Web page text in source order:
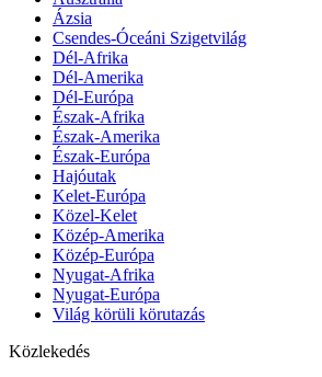
Ázsia
Csendes-Óceáni Szigetvilág
Dél-Afrika
Dél-Amerika
Dél-Európa
Észak-Afrika
Észak-Amerika
Észak-Európa
Hajóutak
Kelet-Európa
Közel-Kelet
Közép-Amerika
Közép-Európa
Nyugat-Afrika
Nyugat-Európa
Világ körüli körutazás
Közlekedés